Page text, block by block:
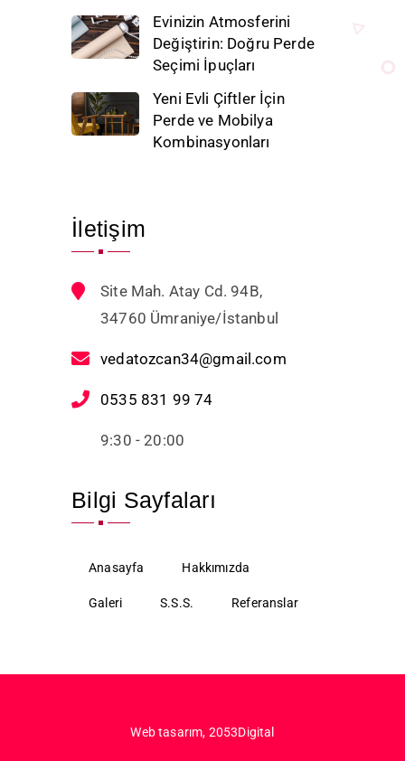
Evinizin Atmosferini
Değiştirin: Doğru Perde
Seçimi İpuçları
Yeni Evli Çiftler İçin
Perde ve Mobilya
Kombinasyonları
İletişim
Site Mah. Atay Cd. 94B,
34760 Ümraniye/İstanbul
vedatozcan34@gmail.com
0535 831 99 74
9:30 - 20:00
Bilgi Sayfaları
Anasayfa Hakkımızda
Galeri S.S.S. Referanslar
Web tasarım, 2053Digital